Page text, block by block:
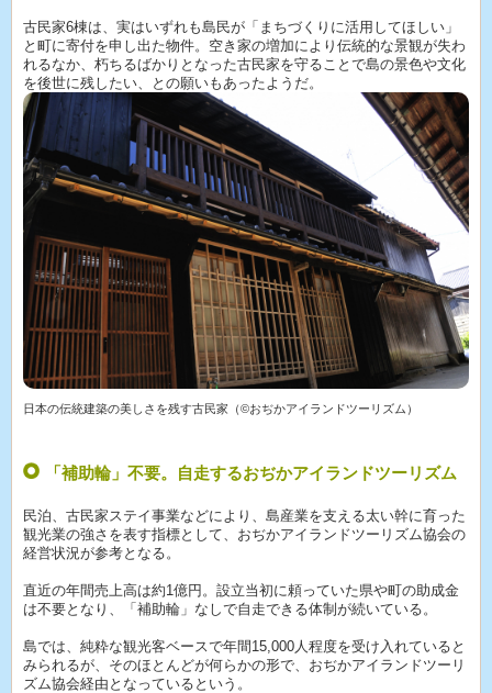
古民家6棟は、実はいずれも島民が「まちづくりに活用してほしい」
と町に寄付を申し出た物件。空き家の増加により伝統的な景観が失わ
れるなか、朽ちるばかりとなった古民家を守ることで島の景色や文化
を後世に残したい、との願いもあったようだ。
日本の伝統建築の美しさを残す古民家（©おぢかアイランドツーリズム）
「補助輪」不要。自走するおぢかアイランドツーリズム
民泊、古民家ステイ事業などにより、島産業を支える太い幹に育った
観光業の強さを表す指標として、おぢかアイランドツーリズム協会の
経営状況が参考となる。
直近の年間売上高は約1億円。設立当初に頼っていた県や町の助成金
は不要となり、「補助輪」なしで自走できる体制が続いている。
島では、純粋な観光客ベースで年間15,000人程度を受け入れていると
みられるが、そのほとんどが何らかの形で、おぢかアイランドツーリ
ズム協会経由となっているという。